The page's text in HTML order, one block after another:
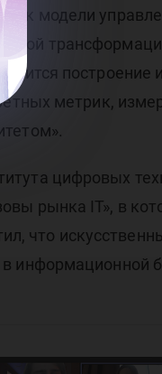
к модели
построение
метрик,
цифровых
рынка IT», в
что
информационной